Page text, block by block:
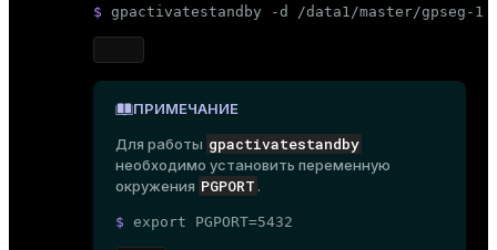
$ gpactivatestandby -d /data1/master/gpseg-1
ПРИМЕЧАНИЕ
Для работы gpactivatestandby
необходимо установить переменную
окружения PGPORT .
$ export PGPORT=5432